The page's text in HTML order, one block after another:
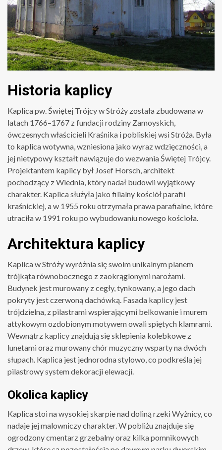
Historia kaplicy
Kaplica pw. Świętej Trójcy w Stróży została zbudowana w
latach 1766–1767 z fundacji rodziny Zamoyskich,
ówczesnych właścicieli Kraśnika i pobliskiej wsi Stróża. Była
to kaplica wotywna, wzniesiona jako wyraz wdzięczności, a
jej nietypowy kształt nawiązuje do wezwania Świętej Trójcy.
Projektantem kaplicy był Josef Horsch, architekt
pochodzący z Wiednia, który nadał budowli wyjątkowy
charakter. Kaplica służyła jako filialny kościół parafii
kraśnickiej, a w 1955 roku otrzymała prawa parafialne, które
utraciła w 1991 roku po wybudowaniu nowego kościoła.
Architektura kaplicy
Kaplica w Stróży wyróżnia się swoim unikalnym planem
trójkąta równobocznego z zaokrąglonymi narożami.
Budynek jest murowany z cegły, tynkowany, a jego dach
pokryty jest czerwoną dachówką. Fasada kaplicy jest
trójdzielna, z pilastrami wspierającymi belkowanie i murem
attykowym ozdobionym motywem owali spiętych klamrami.
Wewnątrz kaplicy znajdują się sklepienia kolebkowe z
lunetami oraz murowany chór muzyczny wsparty na dwóch
słupach. Kaplica jest jednorodna stylowo, co podkreśla jej
pilastrowy system dekoracji elewacji.
Okolica kaplicy
Kaplica stoi na wysokiej skarpie nad doliną rzeki Wyżnicy, co
nadaje jej malowniczy charakter. W pobliżu znajduje się
ogrodzony cmentarz grzebalny oraz kilka pomnikowych